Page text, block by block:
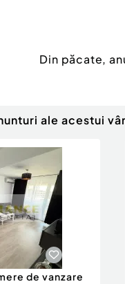
Din păcate,
ale acestui
de vanzare